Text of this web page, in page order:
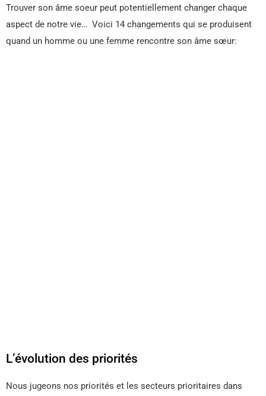
Trouver son âme soeur peut potentiellement changer chaque
aspect de notre vie… Voici 14 changements qui se produisent
quand un homme ou une femme rencontre son âme sœur:
L’évolution des priorités
Nous jugeons nos priorités et les secteurs prioritaires dans